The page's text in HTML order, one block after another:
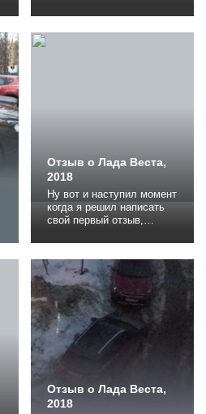
не рассматривал, душа
лежала к бэушным
Отзыв о Лада Веста,
2018
Ну вот и наступил момент
когда я решил написать
свой первый отзыв,
км и накопились первые
впечатления (не много но
есть чем поделиться), да
и история покупки может
быть комуто интересной
и, возможно, даже в
чемто полезной. Но
начнем, как принято, с
предисловия: за 20 лет...
Отзыв о Лада Веста,
2018